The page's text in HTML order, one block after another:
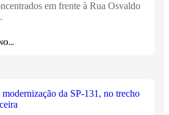
em frente à Rua Osvaldo